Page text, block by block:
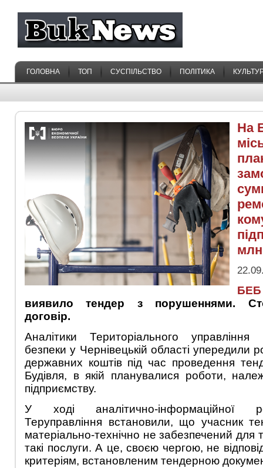
ГОЛОВНА ТОП СУСПІЛЬСТВО ПОЛІТИКА
На
БЕБ
виявило тендер з порушеннями.
договір.
Аналітики Територіального
безпеки у Чернівецькій області упередили
державних коштів під час проведення
Будівля, в якій планувалися роботи,
підприємству.
У ході аналітично-інформаційної
Теруправління встановили, що учасник
матеріально-технічно не забезпечений
такі послуги. А це, своєю чергою, не
критеріям, встановленим тендерною